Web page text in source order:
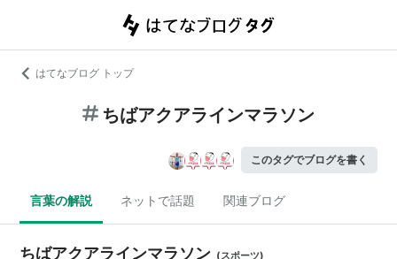
はてなブログ トップ
ちばアクアラインマラソン
このタグでブログを書く
言葉の解説 ネットで話題 関連ブログ
ちばアクアラインマラソン (スポーツ)